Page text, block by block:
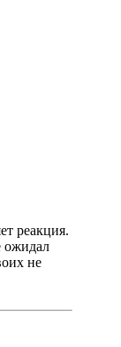
реакция.
ожидал
не